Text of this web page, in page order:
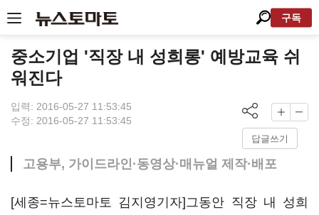
구독
중소기업 '직장 내 성희롱' 예방교육 쉬
워진다
입력: 2016-05-27 11:53:45
수정: 2016-05-27 11:53:45
답글쓰기
고용부, 가이드라인·동영상·매뉴얼 제작·배포
[세종=뉴스토마토 김지영기자]그동안 직장 내 성희